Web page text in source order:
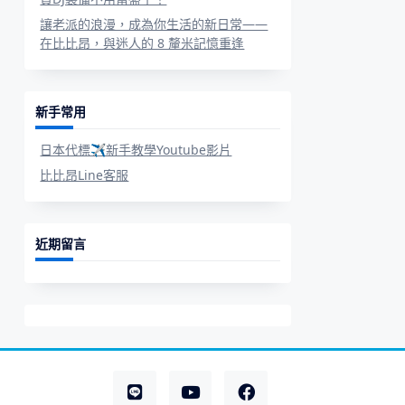
讓老派的浪漫，成為你生活的新日常——
在比比昂，與迷人的 8 釐米記憶重逢
新手常用
日本代標✈新手教學Youtube影片
比比昂Line客服
近期留言